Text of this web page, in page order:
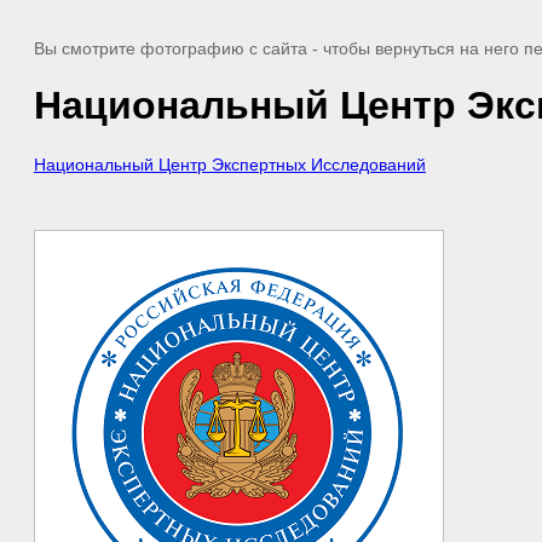
Вы смотрите фотографию с сайта - чтобы вернуться на него
Национальный Центр
Национальный Центр Экспертных Исследований